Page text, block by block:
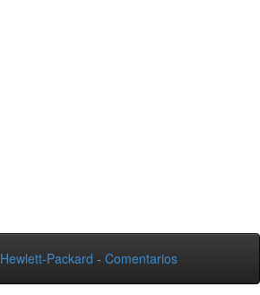
Hewlett-Packard - Comentarios